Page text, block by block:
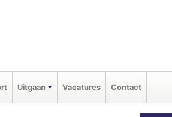
Uitgaan Vacatures Contact